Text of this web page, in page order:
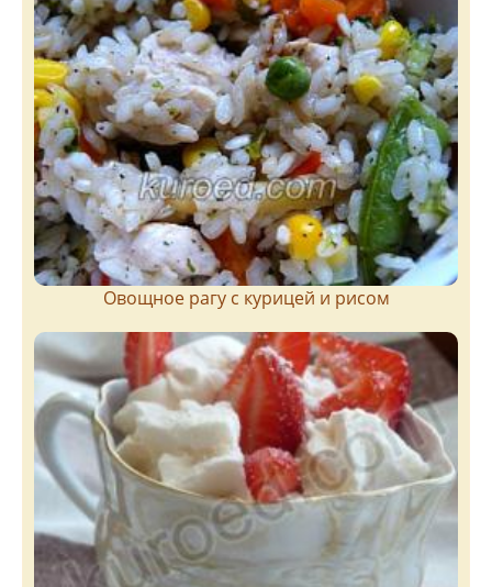
Овощное рагу с курицей и рисом